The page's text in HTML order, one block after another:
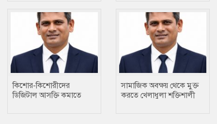
কিশোর-কিশোরীদের
ডিজিটাল আসক্তি কমাতে
সামাজিক অবক্ষয় থেকে মুক্ত
করতে খেলাধুলা শক্তিশালী